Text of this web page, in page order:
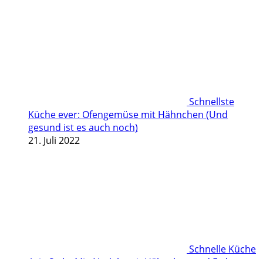
Schnellste
Küche ever: Ofengemüse mit Hähnchen (Und
gesund ist es auch noch)
21. Juli 2022
Schnelle Küche